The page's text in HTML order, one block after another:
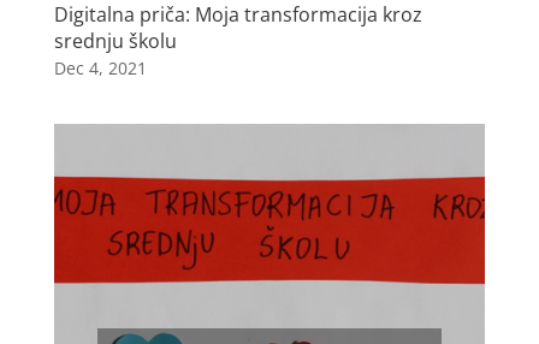
Digitalna priča: Moja transformacija kroz
srednju školu
Dec 4, 2021